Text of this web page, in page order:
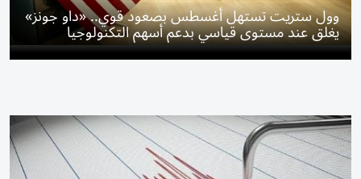
وول ستريت تستهل أغسطس بصعود قوي.. «داو جونز»
يغلق عند مستوى قياسي بدعم أسهم التكنولوجيا